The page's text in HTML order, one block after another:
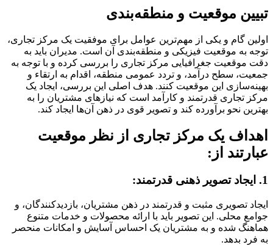
تبیین موقعیت و منطقه‌بندی
اولین گام و یکی از مهم‌ترین عوامل برای موفقیت یک مرکز تجاری،
توجه به موقعیت فیزیکی و منطقه‌بندی آن است. مدیران باید به
دقت موقعیت جغرافیایی مرکز تجاری را بررسی کرده و با توجه به
جمعیت، سطح درآمد، و تردد عمومی منطقه، اقدام به ارتقاء و
بهینه‌سازی این موقعیت کنند. هدف اصلی این بررسی، ایجاد یک
مرکز تجاری قدرتمند و کارآمد است که نیازهای مشتریان را به
بهترین نحو برآورده کند و تصویر قوی در ذهن آن‌ها ایجاد کند.
اهداف یک مرکز تجاری از نظر موقعیت
عبارتند از:
1. ایجاد تصویر ذهنی قدرتمند:
ایجاد تصویری مثبت و قدرتمند در ذهن مشتریان، بازدیدکنندگان، و
جوامع محلی. این تصویر باید با ارائه محصولات و خدمات متنوع
هماهنگ شده و به مشتریان یک احساس آسایش و امکانات منحصر
به فرد بدهد.